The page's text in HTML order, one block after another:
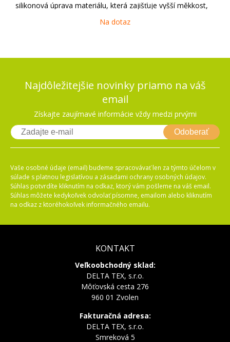
silikonová úprava materiálu, která zajišťuje vyšší měkkost,
práci i pro volný čas. Vhodné pro
Na dotaz
Najdôležitejšie novinky priamo na váš
email
Získajte zaujímavé informácie vždy medzi prvými
Odoberať
Vaše osobné údaje (email) budeme spracovávať len za týmto účelom v
súlade s platnou legislatívou a zásadami ochrany osobných údajov.
Súhlas potvrdíte kliknutím na odkaz, ktorý vám pošleme na váš email.
Súhlas môžete kedykoľvek odvolať písomne, emailom alebo kliknutím
na odkaz z ktoréhokoľvek informačného emailu.
KONTAKT
Veľkoobchodný sklad:
DELTA TEX, s.r.o.
Môťovská cesta 276
960 01 Zvolen
Fakturačná adresa:
DELTA TEX, s.r.o.
Smreková 5